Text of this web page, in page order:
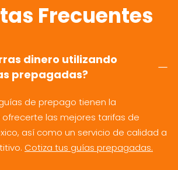
Frecuentes
dinero utilizando
prepagadas?
de prepago tienen la
las mejores tarifas de
así como un servicio de calidad a
Cotiza tus guías prepagadas.